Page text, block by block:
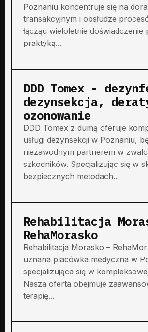
Poznaniu koncentruje się na
transakcyjnym i obsłudze
łącząc wieloletnie doświadczenie
praktyką...
DDD Tomex -
dezynsekcja,
ozonowanie
DDD Tomex z dumą oferuje
usługi dezynsekcji w Poznaniu,
niezawodnym partnerem w
szkodników. Specjalizując się w
bezpiecznych metodach...
Rehabilitacja
RehaMorasko
Rehabilitacja Morasko –
uznana placówka medyczna w
specjalizująca się w
Nasza oferta obejmuje
terapię...